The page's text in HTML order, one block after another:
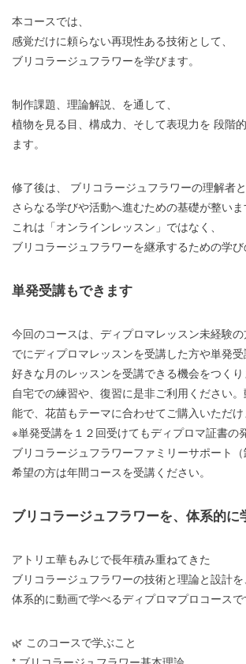
本コースでは、
感覚だけに頼らない再現性ある技術として、
ブリコラージュフラワーを学びます。
制作課題、理論解説、を通して、
植物を見る目、構成力、そして表現力を 段階
ます。
修了後は、 ブリコラージュフラワーの理解者と
さらなる学びや活動へ進むための基礎が整いま
これは「オンラインレッスン」ではなく、
ブリコラージュフラワーを継承するための学び
単発受講もできます
今回のコースは、ディプロマレッスン未経験
でにディプロマレッスンを受講した方や単発
好きな月のレッスンを受講できる機会をつくり
自宅での練習や、復習に是非ご利用ください
能で、花苗もテーマに合わせてご購入いただけ
※単発受講を１２回受けてもディプロマ証書の
ブリコラージュフラワーファミリーサポート
希望の方は年間コースを受講ください。
ブリコラージュフラワーを、体系的に
アトリエ華もみじで長年積み重ねてきた
ブリコラージュフラワーの技術と理論と設計を、
体系的に動画で学べるディプロマプロコースで
🌿 このコースで学ぶこと